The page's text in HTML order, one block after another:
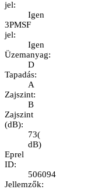
jel:
Igen
3PMSF
jel:
Igen
Üzemanyag:
D
Tapadás:
A
Zajszint:
B
Zajszint
(dB):
73(
dB)
Eprel
ID:
506094
Jellemzők: